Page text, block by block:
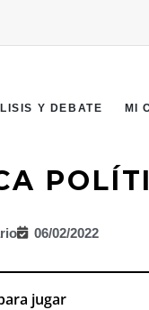
Y DEBATE MI
06/02/2022
jugar